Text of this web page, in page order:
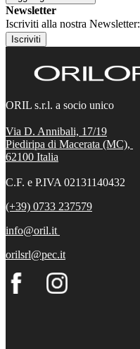
Newsletter
Iscriviti alla nostra Newsletter:
Iscriviti
ORIL s.r.l. a socio unico
Via D. Annibali, 17/19
Piediripa di Macerata (MC),
62100 Italia
C.F. e P.IVA 02131140432
(+39) 0733 237579
info@oril.it
orilsrl@pec.it